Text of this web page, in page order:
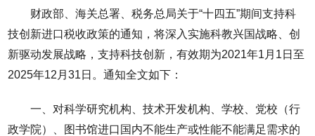
财政部、海关总署、税务总局关于“十四五”期间支持科
技创新进口税收政策的通知，将深入实施科教兴国战略、创
新驱动发展战略，支持科技创新，有效期为2021年1月1日至
2025年12月31日。通知全文如下：
一、对科学研究机构、技术开发机构、学校、党校（行
政学院）、图书馆进口国内不能生产或性能不能满足需求的